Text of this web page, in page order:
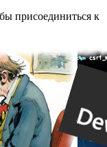
присоединиться к